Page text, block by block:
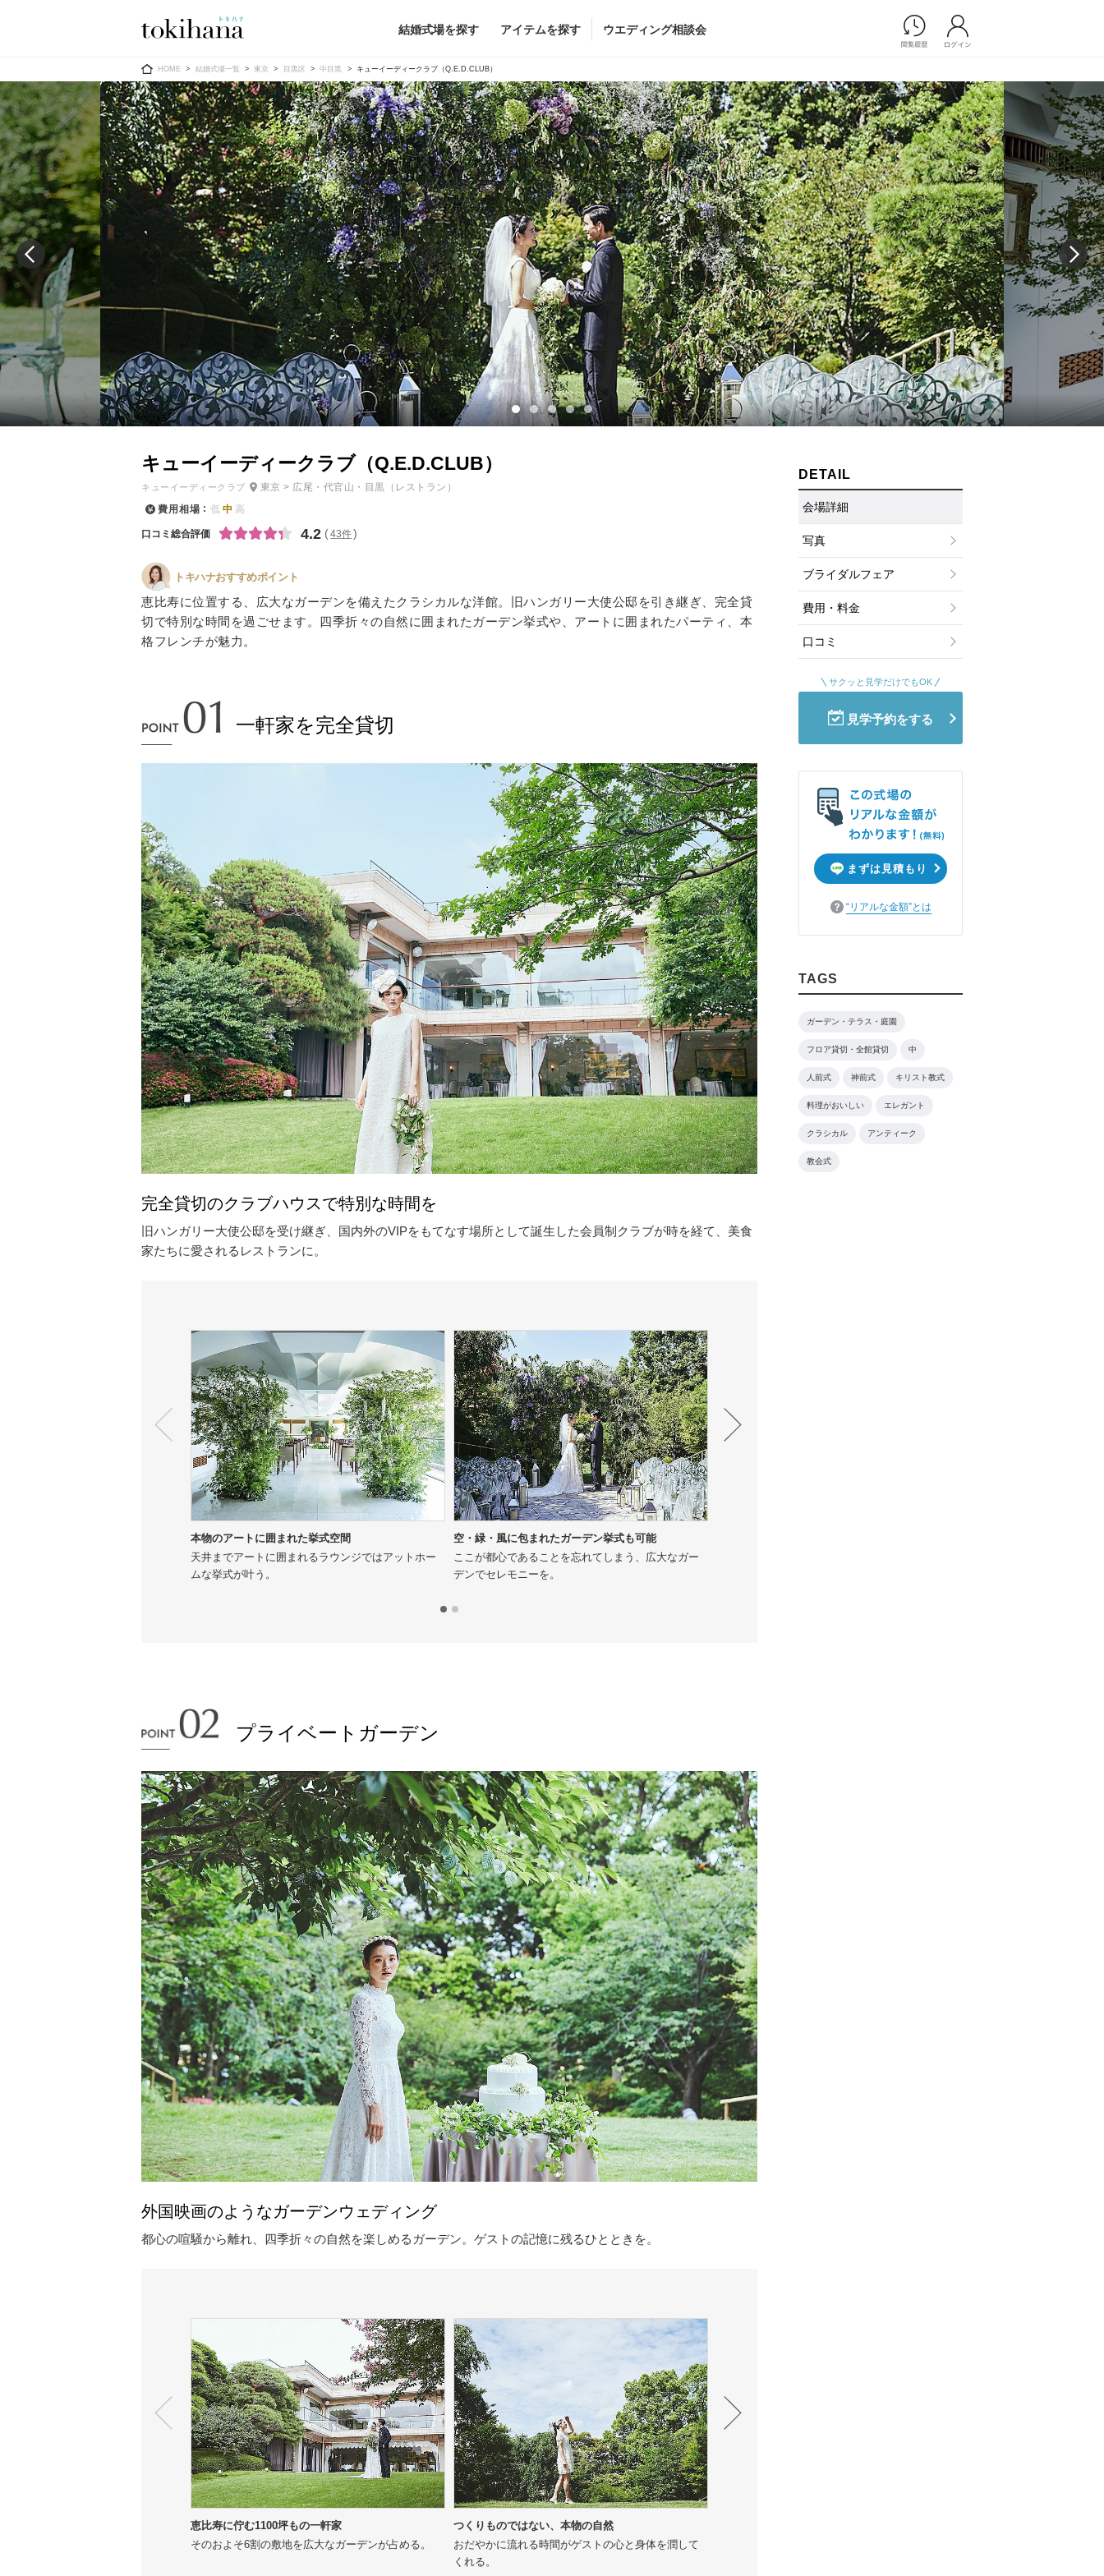
結婚式場を探す アイテムを探す
Ring
婚約指輪
結婚指輪
すべてのアイテム
指輪ショップ一覧
Dress
ウエディングドレス
ウエディングドレス （メーカー直
送）
カラードレス
カラードレス （メーカー直送）
和装
メンズ
メンズ （メーカー直送）
小物
すべてのアイテム
ドレスショップ一覧
Flower
ブーケ
会場装花
すべてのアイテム
フラワーショップ一覧
ヘア&メイク
ブライダルエステ
ヘア&メイクショップ一覧
ブライダルエステショップ一覧
フォトウエディング
前撮り/後撮り
家族フォト/ペット撮影
スナップ写真
フォトウエディング/前撮りショ
ップ一覧
スナップ写真ショップ一覧
Movie
演出映像
記録映像
すべてのアイテム
ムービーショップ一覧
ウエディング相談会
HOME 結婚式場一覧 東京 目黒区 中目黒 キューイーディークラブ（Q.E.D.CLUB）
DETAIL
会場詳細
写真
ブライダルフェア
費用・料金
口コミ
サクッと見学だけでもOK
見学予約をする
まずは見積もり
“リアルな金額”とは
TAGS
ガーデン・テラス・庭園
フロア貸切・全館貸切 中
人前式 神前式 キリスト教式
料理がおいしい エレガント
クラシカル アンティーク
教会式
キューイーディークラブ（Q.E.D.CLUB）
キューイーディークラブ 東京 > 広尾・代官山・目黒
（レストラン）
費用相場
低 中 高
口コミ総合評価 4.2 43件
トキハナおすすめポイント
恵比寿に位置する、広大なガーデンを備えたクラシカルな洋館。旧ハンガリー大使公邸を引き継ぎ、完全貸
切で特別な時間を過ごせます。四季折々の自然に囲まれたガーデン挙式や、アートに囲まれたパーティ、本
格フレンチが魅力。
一軒家を完全貸切
完全貸切のクラブハウスで特別な時間を
旧ハンガリー大使公邸を受け継ぎ、国内外のVIPをもてなす場所として誕生した会員制クラブが時を経て、美食
家たちに愛されるレストランに。
本物のアートに囲まれた挙式空間
天井までアートに囲まれるラウンジではアットホー
ムな挙式が叶う。
空・緑・風に包まれたガーデン挙式も可能
ここが都心であることを忘れてしまう、広大なガー
デンでセレモニーを。
プライベートガーデン
外国映画のようなガーデンウェディング
都心の喧騒から離れ、四季折々の自然を楽しめるガーデン。ゲストの記憶に残るひとときを。
恵比寿に佇む1100坪もの一軒家
そのおよそ6割の敷地を広大なガーデンが占める。
つくりものではない、本物の自然
おだやかに流れる時間がゲストの心と身体を潤して
くれる。